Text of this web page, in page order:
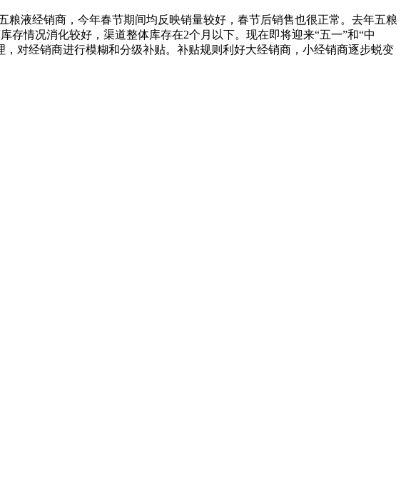
液经销商，今年春节期间均反映销量较好，春节后销售也很正常。去年五粮
情况消化较好，渠道整体库存在2个月以下。现在即将迎来“五一”和“中
对经销商进行模糊和分级补贴。补贴规则利好大经销商，小经销商逐步蜕变